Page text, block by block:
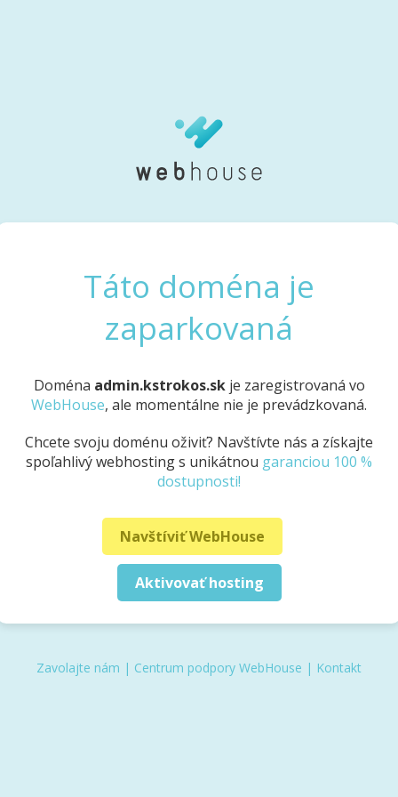
Táto doména je
zaparkovaná
Doména admin.kstrokos.skje zaregistrovaná vo
WebHouse, ale momentálne nie je prevádzkovaná.
Chcete svoju doménu oživiť? Navštívte nás a získajte
spoľahlivý webhosting s unikátnou garanciou 100 %
dostupnosti!
Navštíviť WebHouse
Aktivovať hosting
Zavolajte nám | Centrum podpory WebHouse | Kontakt